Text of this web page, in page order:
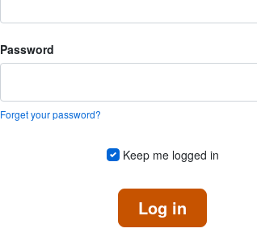
Password
Forget your password?
Keep me logged in
Log in